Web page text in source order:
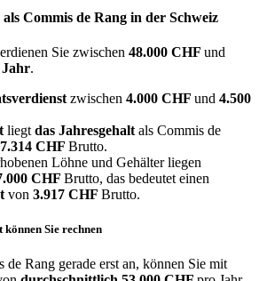
Commis de Rang in der Schweiz
Sie zwischen 48.000 CHF und
.
zwischen 4.000 CHF und 4.500
liegt das Jahresgehalt als Commis de
CHF Brutto.
Löhne und Gehälter liegen
CHF Brutto, das bedeutet einen
von 3.917 CHF Brutto.
Sie rechnen
de Rang gerade erst an, können Sie mit